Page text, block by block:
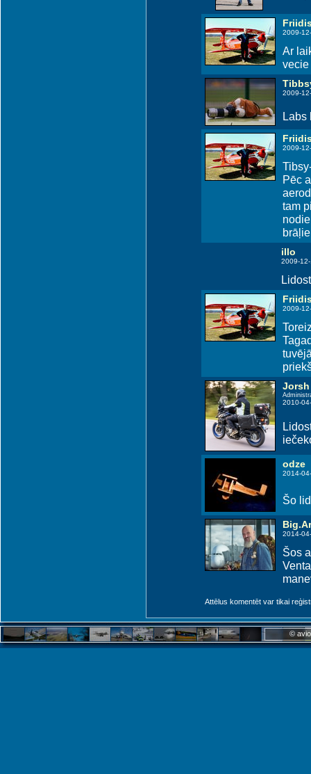
2009-
Ar
vecie
2009-
Labs
2009-
Pēc
tam
illo
2009-
2009-
Jorsh
2010-
odze
2014-
Šo
2014-
Šos
Attēlus komentēt var tikai
©